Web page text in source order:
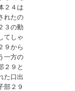
２４は
れたの
３の動
てしゃ
９から
一方の
２９と
た口出
部２９